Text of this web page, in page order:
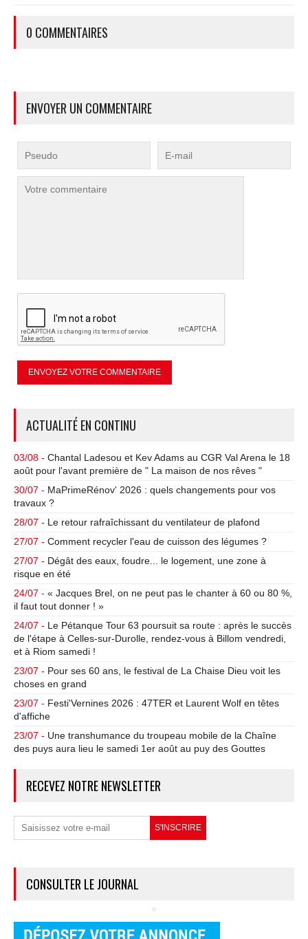
0 COMMENTAIRES
ENVOYER UN COMMENTAIRE
ACTUALITÉ EN CONTINU
03/08 - Chantal Ladesou et Kev Adams au CGR Val Arena le 18
août pour l'avant première de " La maison de nos rêves "
30/07 - MaPrimeRénov' 2026 : quels changements pour vos
travaux ?
28/07 - Le retour rafraîchissant du ventilateur de plafond
27/07 - Comment recycler l'eau de cuisson des légumes ?
27/07 - Dégât des eaux, foudre... le logement, une zone à
risque en été
24/07 - « Jacques Brel, on ne peut pas le chanter à 60 ou 80 %,
il faut tout donner ! »
24/07 - Le Pétanque Tour 63 poursuit sa route : après le succès
de l'étape à Celles-sur-Durolle, rendez-vous à Billom vendredi,
et à Riom samedi !
23/07 - Pour ses 60 ans, le festival de La Chaise Dieu voit les
choses en grand
23/07 - Festi'Vernines 2026 : 47TER et Laurent Wolf en têtes
d'affiche
23/07 - Une transhumance du troupeau mobile de la Chaîne
des puys aura lieu le samedi 1er août au puy des Gouttes
RECEVEZ NOTRE NEWSLETTER
CONSULTER LE JOURNAL